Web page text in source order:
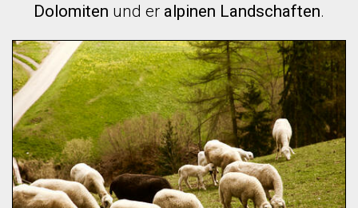
Dolomiten und er alpinen Landschaften.